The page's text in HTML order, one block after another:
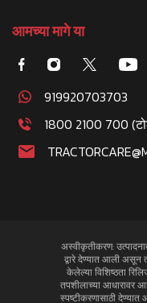
आमच्या मागे या
919920703703
1800 2100 700
अस्वीकृतीकरण:
द्वारे देण्यात आली असून
केलेल्या विशिष्ठता
तपशीलाच्या आधारावर
स्पष्टीकरणासाठी